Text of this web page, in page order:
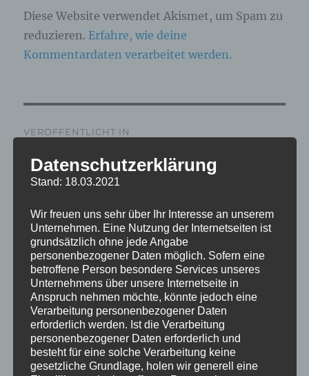
Diese Website verwendet Akismet, um Spam zu
reduzieren. Erfahre, wie deine
Kommentardaten verarbeitet werden.
VERÖFFENTLICHT IN
IMG_5376_mL
Datenschutzerklärung
Stand: 18.03.2021
Wir freuen uns sehr über Ihr Interesse an unserem
Unternehmen. Eine Nutzung der Internetseiten ist
grundsätzlich ohne jede Angabe
personenbezogener Daten möglich. Sofern eine
betroffene Person besondere Services unseres
Unternehmens über unsere Internetseite in
Anspruch nehmen möchte, könnte jedoch eine
Verarbeitung personenbezogener Daten
erforderlich werden. Ist die Verarbeitung
personenbezogener Daten erforderlich und
besteht für eine solche Verarbeitung keine
gesetzliche Grundlage, holen wir generell eine